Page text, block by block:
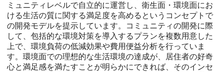
ミュニティレベルで自立的に運営し、衛生面・環境面にお
ける生活の質に関する満足度を高めるというコンセプトで
の開発モデルを提示しています。コミュニティの開発に際
して、包括的な環境対策を導入するプランを複数用意した
上で、環境負荷の低減効果や費用便益分析を行っていま
す。環境面での理想的な生活環境の達成が、居住者の好奇
心と満足感を満たすことが明らかにできれば、そのインセ